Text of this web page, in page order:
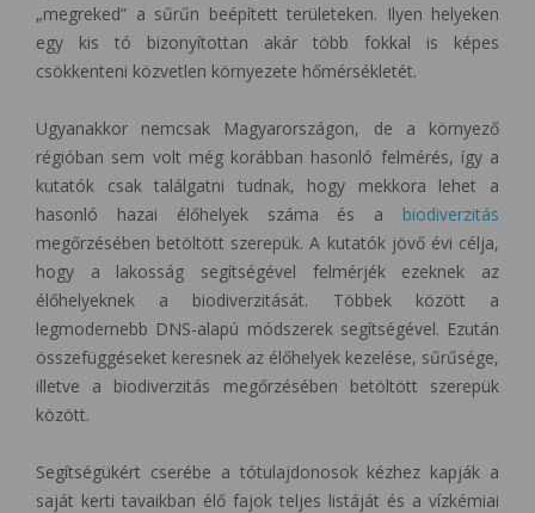
„megreked” a sűrűn beépített területeken. Ilyen helyeken
egy kis tó bizonyítottan akár több fokkal is képes
csökkenteni közvetlen környezete hőmérsékletét.
Ugyanakkor nemcsak Magyarországon, de a környező
régióban sem volt még korábban hasonló felmérés, így a
kutatók csak találgatni tudnak, hogy mekkora lehet a
hasonló hazai élőhelyek száma és a biodiverzitás
megőrzésében betöltött szerepük. A kutatók jövő évi célja,
hogy a lakosság segítségével felmérjék ezeknek az
élőhelyeknek a biodiverzitását. Többek között a
legmodernebb DNS-alapú módszerek segítségével. Ezután
összefüggéseket keresnek az élőhelyek kezelése, sűrűsége,
illetve a biodiverzitás megőrzésében betöltött szerepük
között.
Segítségükért cserébe a tótulajdonosok kézhez kapják a
saját kerti tavaikban élő fajok teljes listáját és a vízkémiai